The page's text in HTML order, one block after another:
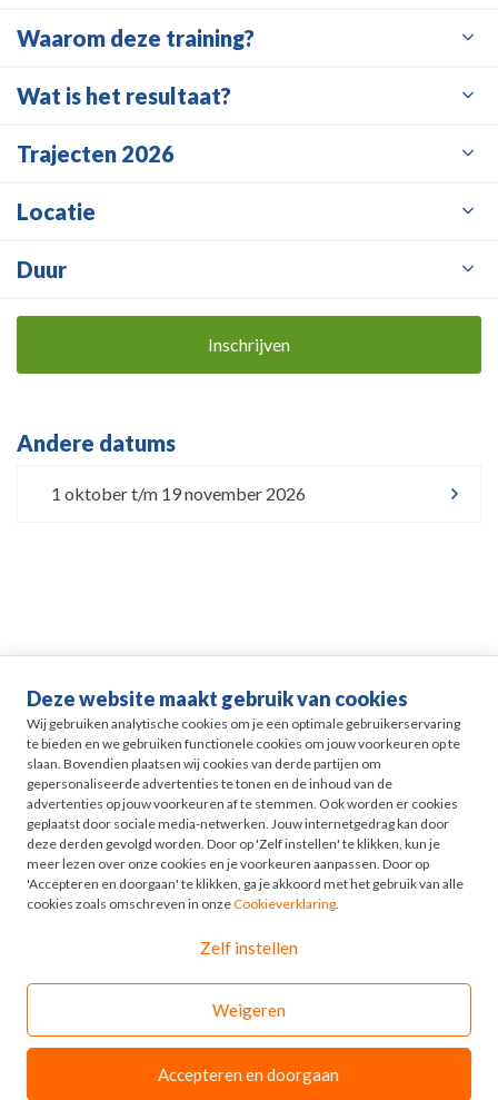
Deze website maakt gebruik van cookies
Wij gebruiken analytische cookies om je een optimale gebruikerservaring
te bieden en we gebruiken functionele cookies om jouw voorkeuren op te
slaan. Bovendien plaatsen wij cookies van derde partijen om
gepersonaliseerde advertenties te tonen en de inhoud van de
advertenties op jouw voorkeuren af te stemmen. Ook worden er cookies
geplaatst door sociale media-netwerken. Jouw internetgedrag kan door
deze derden gevolgd worden. Door op 'Zelf instellen' te klikken, kun je
meer lezen over onze cookies en je voorkeuren aanpassen. Door op
'Accepteren en doorgaan' te klikken, ga je akkoord met het gebruik van alle
cookies zoals omschreven in onzeCookieverklaring.
Zelf instellen
Weigeren
Accepteren en doorgaan
Waarom deze training?
Wat is het resultaat?
Trajecten 2026
Locatie
Duur
Inschrijven
Andere datums
1 oktober t/m 19 november 2026
Life events
Pensioen in Zicht
HR
Odyssee
© 2026 - Odyssee Groep